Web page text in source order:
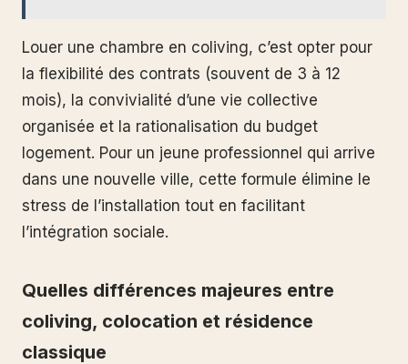
Louer une chambre en coliving, c’est opter pour
la flexibilité des contrats (souvent de 3 à 12
mois), la convivialité d’une vie collective
organisée et la rationalisation du budget
logement. Pour un jeune professionnel qui arrive
dans une nouvelle ville, cette formule élimine le
stress de l’installation tout en facilitant
l’intégration sociale.
Quelles différences majeures entre
coliving, colocation et résidence
classique